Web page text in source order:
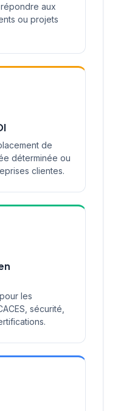
aux
ou projets
de
déterminée ou
clientes.
les
sécurité,